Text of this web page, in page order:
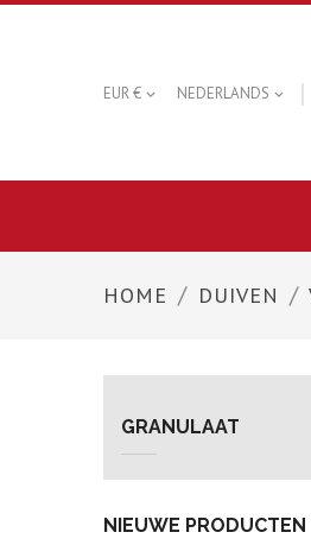
EUR €  NEDERLANDS 
HOME DUIVEN
GRANULAAT
NIEUWE PRODUCTEN